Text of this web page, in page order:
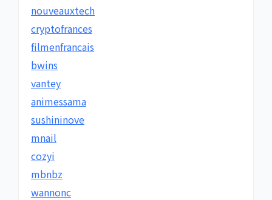
nouveauxtech
cryptofrances
filmenfrancais
bwins
vantey
animessama
sushininove
mnail
cozyi
mbnbz
wannonc